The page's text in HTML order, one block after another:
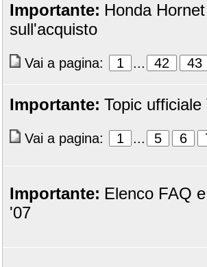
Importante: Honda
sull'acquisto
Vai a pagina: 1 ... 42 43
Importante: Topic
Vai a pagina: 1 ... 5 6
Importante: Elenco FAQ
'07